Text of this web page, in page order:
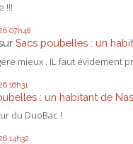
!!!
07h48
Sacs poubelles : un
mieux . IL faut évidement
16h31
: un habitant de
du DuoBac !
14h32